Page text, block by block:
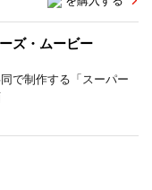
ズ・ムービー
で制作する「スーパー